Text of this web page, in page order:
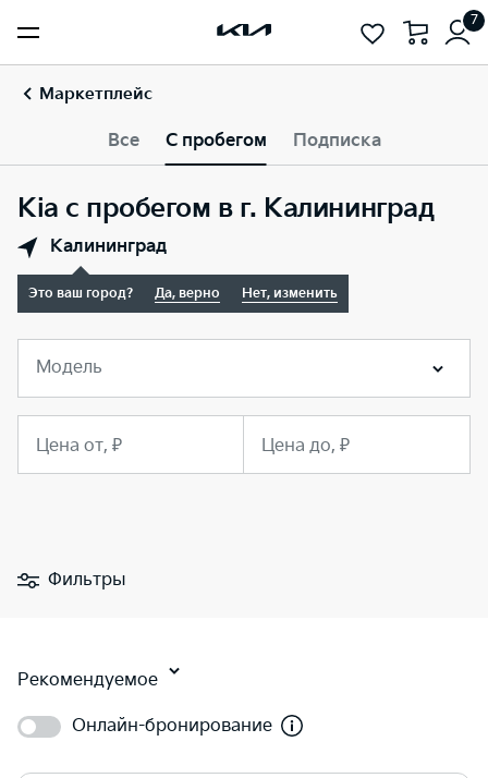
7
Маркетплейс
Все С пробегом Подписка
Kia с пробегом в г. Калининград
Калининград
Это ваш город? Да, верно Нет, изменить
Модель
Цена от, ₽ Цена до, ₽
Фильтры
Рекомендуемое
Онлайн-бронирование